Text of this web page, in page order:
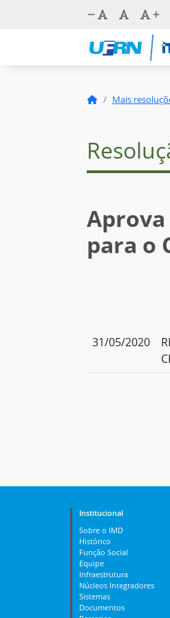
Mais
para o
31/05/2020
Institucional
Sobre o IMD
Histórico
Função Social
Equipe
Infraestrutura
Núcleos Integradores
Sistemas
Documentos